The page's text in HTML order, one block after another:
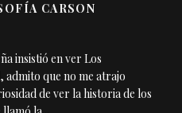
CARSON
insistió en ver Los
admito que no me atrajo
de ver la historia de los